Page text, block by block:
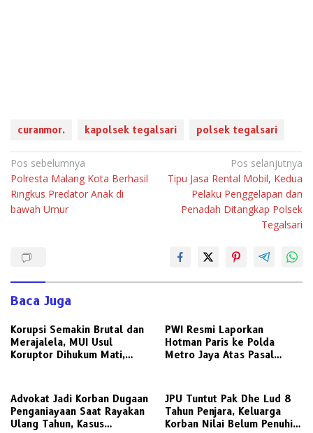
curanmor. kapolsek tegalsari polsek tegalsari
Navigasi
pos
Pos sebelumnya
Polresta Malang Kota Berhasil
Ringkus Predator Anak di
bawah Umur
Pos selanjutnya
Tipu Jasa Rental Mobil, Kedua
Pelaku Penggelapan dan
Penadah Ditangkap Polsek
Tegalsari
Baca Juga
Korupsi Semakin Brutal dan
Merajalela, MUI Usul
Koruptor Dihukum Mati,
PWI Resmi Laporkan
Hotman Paris ke Polda
Metro Jaya Atas Pasal
Advokat Jadi Korban Dugaan
Penganiayaan Saat Rayakan
Ulang Tahun, Kasus
JPU Tuntut Pak Dhe Lud 8
Tahun Penjara, Keluarga
Korban Nilai Belum Penuhi